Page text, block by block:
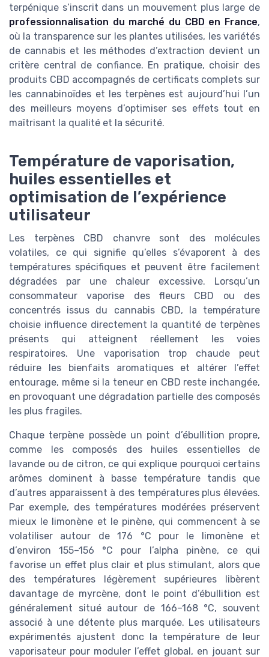
terpénique s’inscrit dans un mouvement plus large de
professionnalisation du marché du CBD en France,
où la transparence sur les plantes utilisées, les variétés
de cannabis et les méthodes d’extraction devient un
critère central de confiance. En pratique, choisir des
produits CBD accompagnés de certificats complets sur
les cannabinoïdes et les terpènes est aujourd’hui l’un
des meilleurs moyens d’optimiser ses effets tout en
maîtrisant la qualité et la sécurité.
Température de vaporisation,
huiles essentielles et
optimisation de l’expérience
utilisateur
Les terpènes CBD chanvre sont des molécules
volatiles, ce qui signifie qu’elles s’évaporent à des
températures spécifiques et peuvent être facilement
dégradées par une chaleur excessive. Lorsqu’un
consommateur vaporise des fleurs CBD ou des
concentrés issus du cannabis CBD, la température
choisie influence directement la quantité de terpènes
présents qui atteignent réellement les voies
respiratoires. Une vaporisation trop chaude peut
réduire les bienfaits aromatiques et altérer l’effet
entourage, même si la teneur en CBD reste inchangée,
en provoquant une dégradation partielle des composés
les plus fragiles.
Chaque terpène possède un point d’ébullition propre,
comme les composés des huiles essentielles de
lavande ou de citron, ce qui explique pourquoi certains
arômes dominent à basse température tandis que
d’autres apparaissent à des températures plus élevées.
Par exemple, des températures modérées préservent
mieux le limonène et le pinène, qui commencent à se
volatiliser autour de 176 °C pour le limonène et
d’environ 155–156 °C pour l’alpha pinène, ce qui
favorise un effet plus clair et plus stimulant, alors que
des températures légèrement supérieures libèrent
davantage de myrcène, dont le point d’ébullition est
généralement situé autour de 166–168 °C, souvent
associé à une détente plus marquée. Les utilisateurs
expérimentés ajustent donc la température de leur
vaporisateur pour moduler l’effet global, en jouant sur